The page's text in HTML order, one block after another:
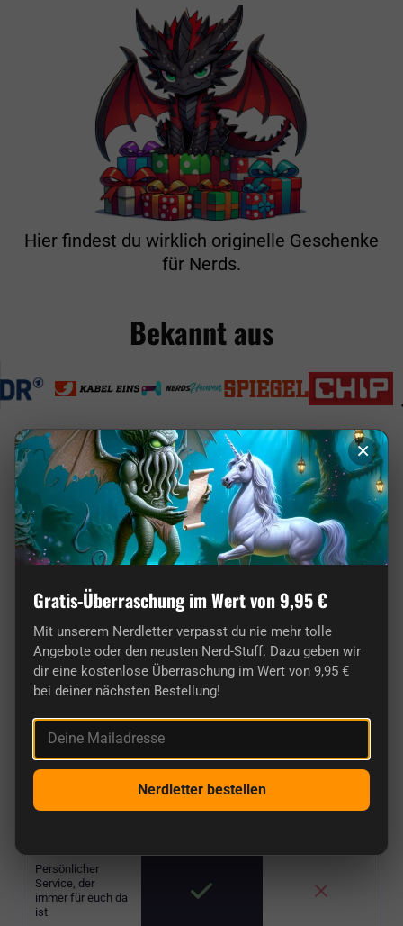
Hier findest du wirklich originelle Geschenke
für Nerds.
Bekannt aus
getDigital im Vergleich
Bei uns findest du einzigartige Artikel von Nerds
für Nerds und keinen 08/15-Chinamüll wie in
getDigital Andere Shops
Exklusive
niedrigste China-
Persönlicher
Service, der
immer für euch da
ist
×
Gratis-Überraschung im Wert von 9,95 €
Mit unserem Nerdletter verpasst du nie mehr tolle
Angebote oder den neusten Nerd-Stuff. Dazu geben wir
dir eine kostenlose Überraschung im Wert von 9,95 €
bei deiner nächsten Bestellung!
Deine Mailadresse
Nerdletter bestellen